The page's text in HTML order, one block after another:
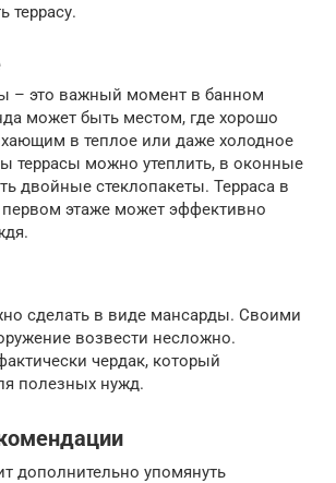
террасу.
– это важный момент в банном
может быть местом, где хорошо
в теплое или даже холодное
террасы можно утеплить, в оконные
двойные стеклопакеты. Терраса в
этаже может эффективно
сделать в виде мансарды. Своими
возвести несложно.
чердак, который
полезных нужд.
дополнительно упомянуть